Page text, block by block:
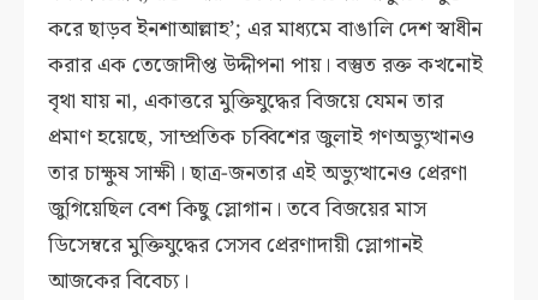
করে ছাড়ব ইনশাআল্লাহ’; এর মাধ্যমে বাঙালি দেশ স্বাধীন
করার এক তেজোদীপ্ত উদ্দীপনা পায়। বস্তুত রক্ত কখনোই
বৃথা যায় না, একাত্তরে মুক্তিযুদ্ধের বিজয়ে যেমন তার
প্রমাণ হয়েছে, সাম্প্রতিক চব্বিশের জুলাই গণঅভ্যুত্থানও
তার চাক্ষুষ সাক্ষী। ছাত্র-জনতার এই অভ্যুত্থানেও প্রেরণা
জুগিয়েছিল বেশ কিছু স্লোগান। তবে বিজয়ের মাস
ডিসেম্বরে মুক্তিযুদ্ধের সেসব প্রেরণাদায়ী স্লোগানই
আজকের বিবেচ্য।